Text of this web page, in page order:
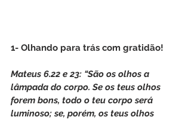
1- Olhando para trás com gratidão!
Mateus 6.22 e 23: “São os olhos a
lâmpada do corpo. Se os teus olhos
forem bons, todo o teu corpo será
luminoso; se, porém, os teus olhos